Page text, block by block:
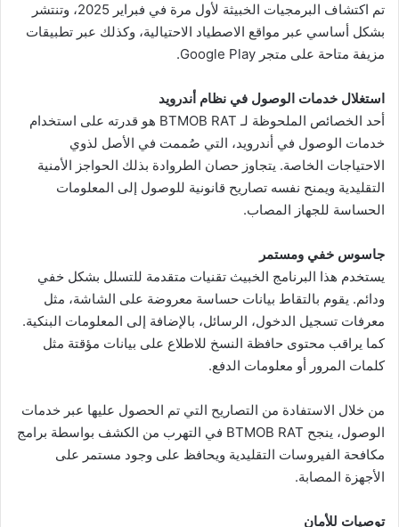
تم اكتشاف البرمجيات الخبيثة لأول مرة في فبراير 2025، وتنتشر
بشكل أساسي عبر مواقع الاصطياد الاحتيالية، وكذلك عبر تطبيقات
مزيفة متاحة على متجر Google Play.
استغلال خدمات الوصول في نظام أندرويد
أحد الخصائص الملحوظة لـ BTMOB RAT هو قدرته على استخدام
خدمات الوصول في أندرويد، التي صُممت في الأصل لذوي
الاحتياجات الخاصة. يتجاوز حصان الطروادة بذلك الحواجز الأمنية
التقليدية ويمنح نفسه تصاريح قانونية للوصول إلى المعلومات
الحساسة للجهاز المصاب.
جاسوس خفي ومستمر
يستخدم هذا البرنامج الخبيث تقنيات متقدمة للتسلل بشكل خفي
ودائم. يقوم بالتقاط بيانات حساسة معروضة على الشاشة، مثل
معرفات تسجيل الدخول، الرسائل، بالإضافة إلى المعلومات البنكية.
كما يراقب محتوى حافظة النسخ للاطلاع على بيانات مؤقتة مثل
كلمات المرور أو معلومات الدفع.
من خلال الاستفادة من التصاريح التي تم الحصول عليها عبر خدمات
الوصول، ينجح BTMOB RAT في التهرب من الكشف بواسطة برامج
مكافحة الفيروسات التقليدية ويحافظ على وجود مستمر على
الأجهزة المصابة.
توصيات للأمان